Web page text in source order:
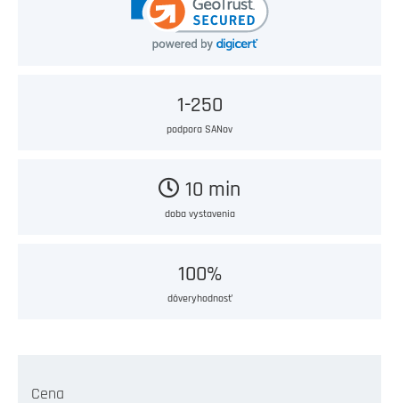
1-250
podpora SANov
10 min
doba vystavenia
100%
dôveryhodnosť
Cena